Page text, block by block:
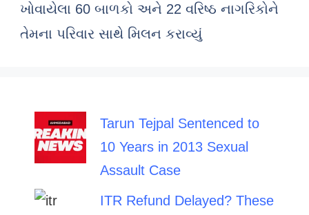
ખોવાયેલા 60 બાળકો અને 22 વરિષ્ઠ નાગરિકોને
તેમના પરિવાર સાથે મિલન કરાવ્યું
Tarun Tejpal Sentenced to
10 Years in 2013 Sexual
Assault Case
ITR Refund Delayed? These